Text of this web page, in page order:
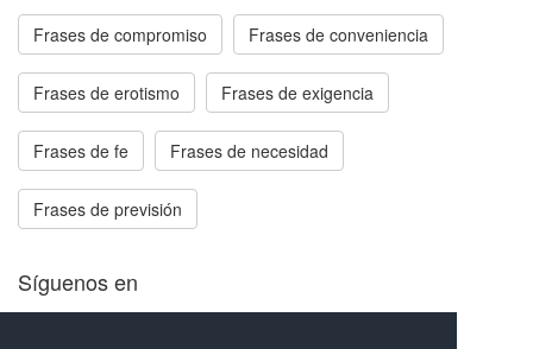
Frases de compromiso Frases de conveniencia
Frases de erotismo Frases de exigencia
Frases de fe Frases de necesidad
Frases de previsión
Síguenos en